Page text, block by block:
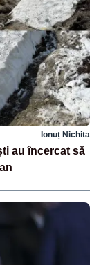
Ionuț Nichita
au încercat să